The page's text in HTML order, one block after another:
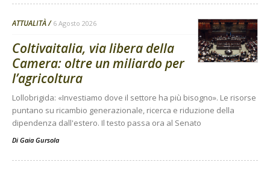
ATTUALITÀ 6 Agosto 2026
Coltivaitalia, via libera della
Camera: oltre un miliardo per
l’agricoltura
Lollobrigida: «Investiamo dove il settore ha più bisogno». Le risorse
puntano su ricambio generazionale, ricerca e riduzione della
dipendenza dall'estero. Il testo passa ora al Senato
Di Gaia Gursola